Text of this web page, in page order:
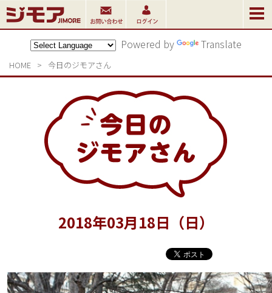
Powered by Translate
HOME > 今日のジモアさん
2018年03月18日（日）